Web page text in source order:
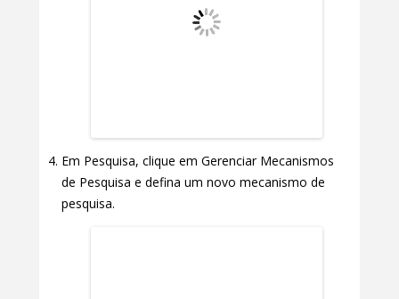
Em Pesquisa, clique em Gerenciar Mecanismos
de Pesquisa e defina um novo mecanismo de
pesquisa.